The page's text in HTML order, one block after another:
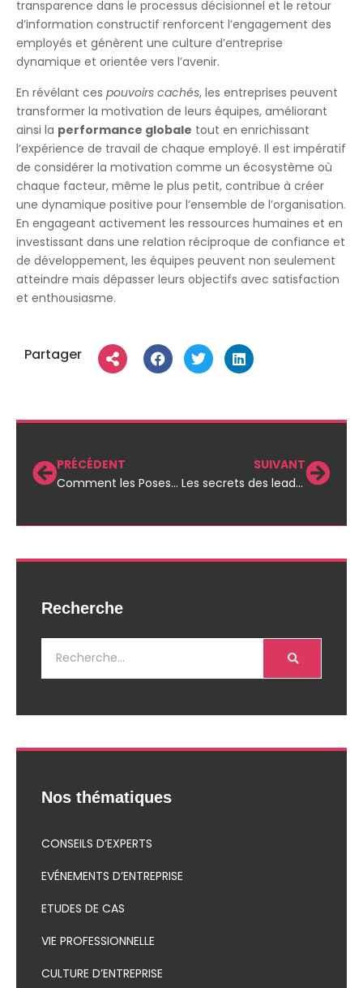
transparence dans le processus décisionnel et le retour
d’information constructif renforcent l’engagement des
employés et génèrent une culture d’entreprise
dynamique et orientée vers l’avenir.
En révélant ces pouvoirs cachés, les entreprises peuvent
transformer la motivation de leurs équipes, améliorant
ainsi la performance globale tout en enrichissant
l’expérience de travail de chaque employé. Il est impératif
de considérer la motivation comme un écosystème où
chaque facteur, même le plus petit, contribue à créer
une dynamique positive pour l’ensemble de l’organisation.
En engageant activement les ressources humaines et en
investissant dans une relation réciproque de confiance et
de développement, les équipes peuvent non seulement
atteindre mais dépasser leurs objectifs avec satisfaction
et enthousiasme.
Partager
PRÉCÉDENT
Comment les Poses Professionnelles en Photographie Corporate peuvent Faire la Différence pour votre Entreprise
SUIVANT
Les secrets des leaders : techniques de management qui surprennent en entreprise
Recherche
Nos thématiques
CONSEILS D’EXPERTS
EVÉNEMENTS D’ENTREPRISE
ETUDES DE CAS
VIE PROFESSIONNELLE
CULTURE D’ENTREPRISE